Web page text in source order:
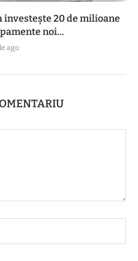
investește 20 de milioane
noi...
ago